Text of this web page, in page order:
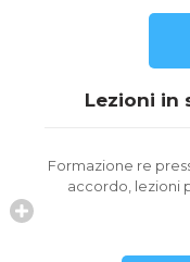
Lezioni in
Formazione re
accordo, lezioni